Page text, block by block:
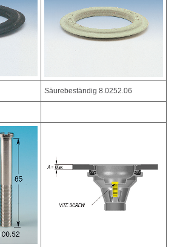
Säurebeständig 8.0252.06